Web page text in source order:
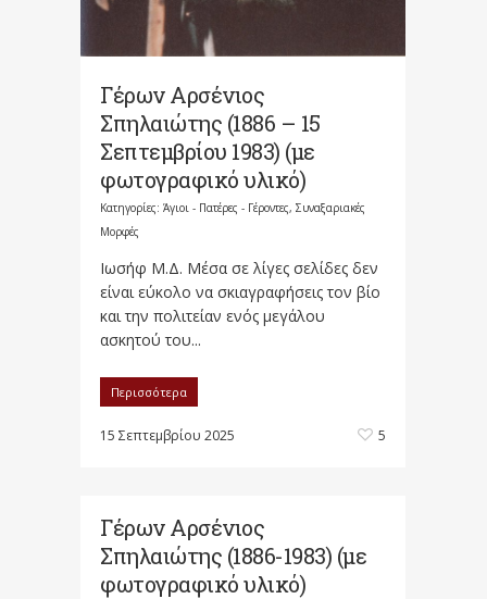
Γέρων Αρσένιος
Σπηλαιώτης (1886 – 15
Σεπτεμβρίου 1983) (με
φωτογραφικό υλικό)
Κατηγορίες: Άγιοι - Πατέρες - Γέροντες, Συναξαριακές
Μορφές
Ιωσήφ Μ.Δ. Μέσα σε λίγες σελίδες δεν
είναι εύκολο να σκιαγραφήσεις τον βίο
και την πολιτείαν ενός μεγάλου
ασκητού του...
Περισσότερα
15 Σεπτεμβρίου 2025 5
Γέρων Αρσένιος
Σπηλαιώτης (1886-1983) (με
φωτογραφικό υλικό)